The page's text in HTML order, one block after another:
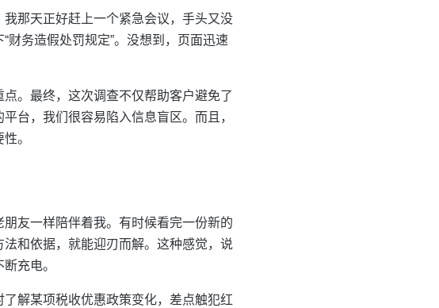
那天正好赶上一个紧急会议，手头又没
财务造假处罚规定”。没想到，页面迅速
。最终，这次调查不仅帮助客户避免了
台，我们很容易陷入信息盲区。而且，
。
友一样陪伴着我。有时候看完一份新的
和依据，就能迎刃而解。这种感觉，说
充电。
解某项税收优惠政策变化，差点触犯红